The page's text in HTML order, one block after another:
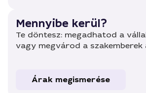
Mennyibe kerül?
Te döntesz: megadhatod a
vagy megvárod a szakemberek
Árak megismerése